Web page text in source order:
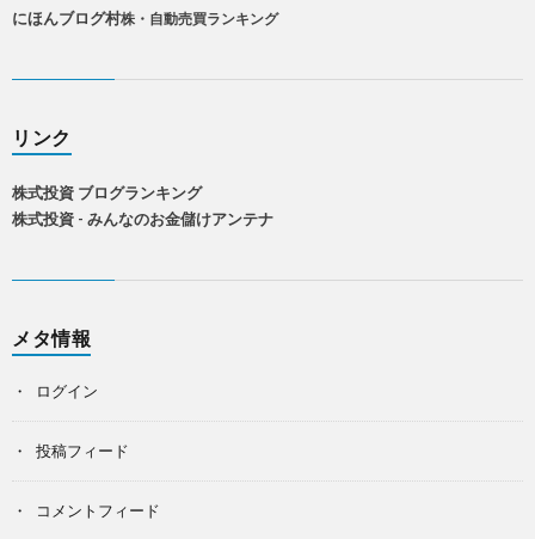
にほんブログ村株・自動売買ランキング
リンク
株式投資 ブログランキング
株式投資 - みんなのお金儲けアンテナ
メタ情報
ログイン
投稿フィード
コメントフィード